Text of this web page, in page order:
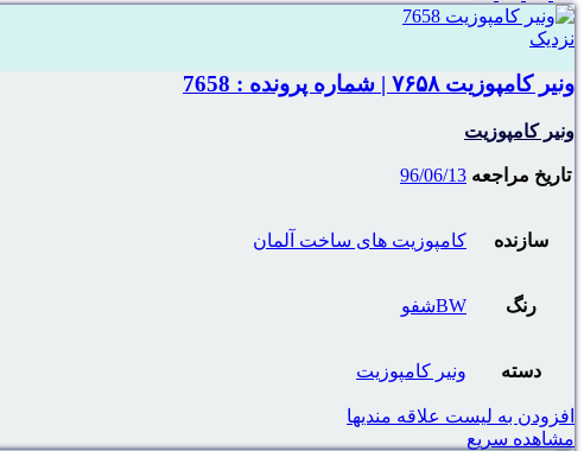
نزدیک
ونیر کامپوزیت ۷۶۵۸ | شماره پرونده : 7658
ونیر کامپوزیت
تاریخ مراجعه 96/06/13
سازنده کامپوزیت های ساخت آلمان
رنگ BWشفو
دسته ونیر کامپوزیت
افزودن به لیست علاقه مندیها
مشاهده سریع